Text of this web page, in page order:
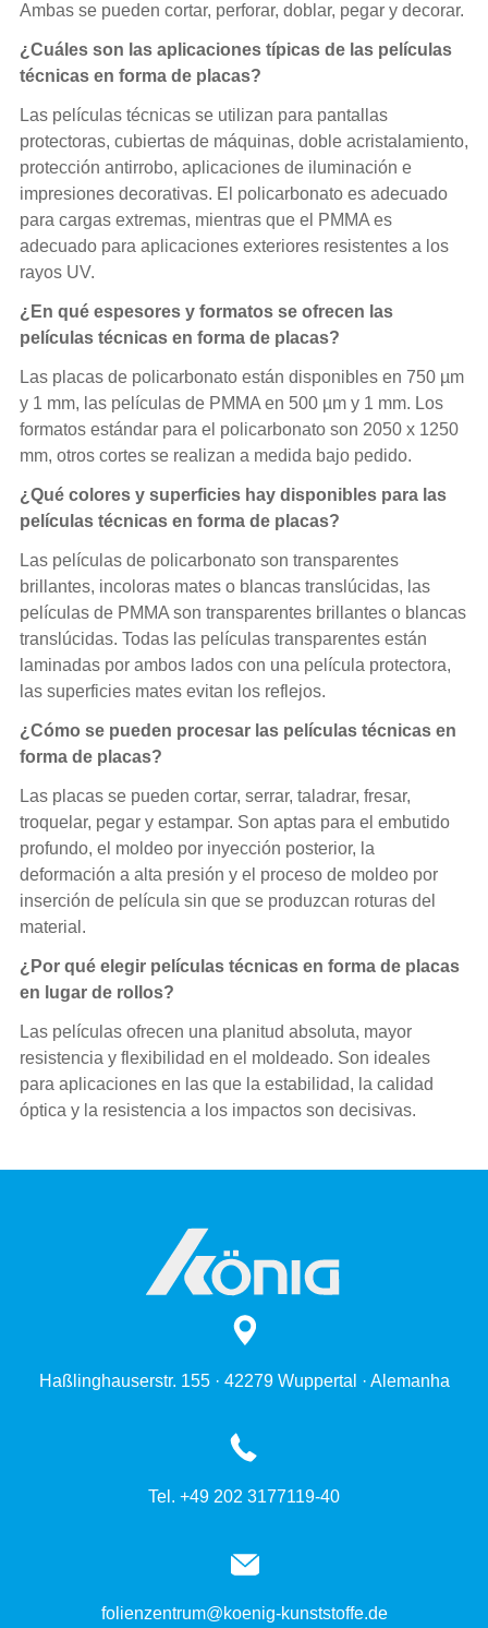
Ambas se pueden cortar, perforar, doblar, pegar y decorar.
¿Cuáles son las aplicaciones típicas de las películas
técnicas en forma de placas?
Las películas técnicas se utilizan para pantallas
protectoras, cubiertas de máquinas, doble acristalamiento,
protección antirrobo, aplicaciones de iluminación e
impresiones decorativas. El policarbonato es adecuado
para cargas extremas, mientras que el PMMA es
adecuado para aplicaciones exteriores resistentes a los
rayos UV.
¿En qué espesores y formatos se ofrecen las
películas técnicas en forma de placas?
Las placas de policarbonato están disponibles en 750 µm
y 1 mm, las películas de PMMA en 500 µm y 1 mm. Los
formatos estándar para el policarbonato son 2050 x 1250
mm, otros cortes se realizan a medida bajo pedido.
¿Qué colores y superficies hay disponibles para las
películas técnicas en forma de placas?
Las películas de policarbonato son transparentes
brillantes, incoloras mates o blancas translúcidas, las
películas de PMMA son transparentes brillantes o blancas
translúcidas. Todas las películas transparentes están
laminadas por ambos lados con una película protectora,
las superficies mates evitan los reflejos.
¿Cómo se pueden procesar las películas técnicas en
forma de placas?
Las placas se pueden cortar, serrar, taladrar, fresar,
troquelar, pegar y estampar. Son aptas para el embutido
profundo, el moldeo por inyección posterior, la
deformación a alta presión y el proceso de moldeo por
inserción de película sin que se produzcan roturas del
material.
¿Por qué elegir películas técnicas en forma de placas
en lugar de rollos?
Las películas ofrecen una planitud absoluta, mayor
resistencia y flexibilidad en el moldeado. Son ideales
para aplicaciones en las que la estabilidad, la calidad
óptica y la resistencia a los impactos son decisivas.
Haßlinghauserstr. 155 · 42279 Wuppertal · Alemanha
Tel. +49 202 3177119-40
folienzentrum@koenig-kunststoffe.de